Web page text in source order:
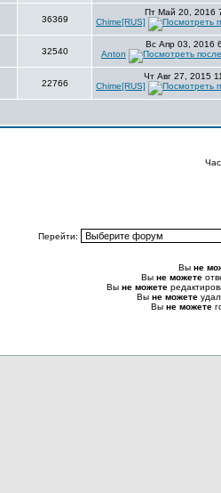
36369
Пт Май 20, 2016
Chime[RUS]
32540
Вс Апр 03, 2016
Anton
22766
Чт Авг 27, 2015
Chime[RUS]
Перейти:
Вы не
Вы не можете
Вы не можете
Вы не можете
Вы не можете